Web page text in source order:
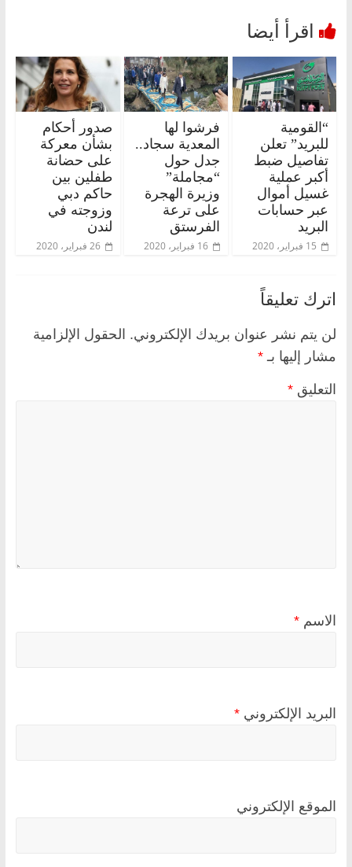
“القومية
للبريد” تعلن
تفاصيل ضبط
أكبر عملية
غسيل أموال
عبر حسابات
البريد
15 فبراير، 2020
فرشوا لها
المعدية سجاد..
جدل حول
“مجاملة”
وزيرة الهجرة
على ترعة
الفرستق
16 فبراير، 2020
صدور أحكام
بشأن معركة
على حضانة
طفلين بين
حاكم دبي
وزوجته في
لندن
26 فبراير، 2020
اترك تعليقاً
لن يتم نشر عنوان بريدك الإلكتروني. الحقول الإلزامية
مشار إليها بـ *
التعليق *
الاسم *
البريد الإلكتروني *
الموقع الإلكتروني